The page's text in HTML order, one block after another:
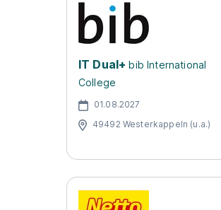
IT Dual+ bib International
College
01.08.2027
49492 Westerkappeln (u.a.)